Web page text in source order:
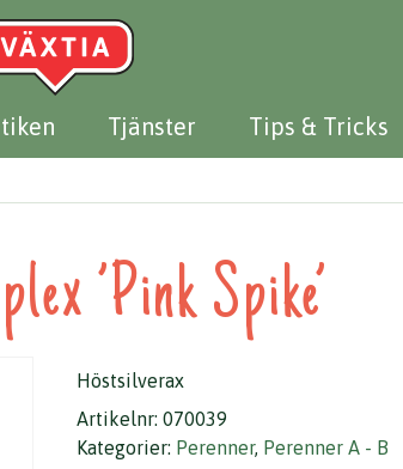
Tjänster Tips & Tricks
’Pink Spike’
Höstsilverax
Artikelnr:070039
Kategorier: Perenner, Perenner A - B